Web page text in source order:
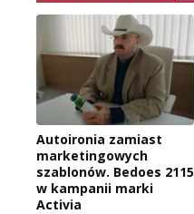
Autoironia zamiast
marketingowych
szablonów. Bedoes 2115
w kampanii marki
Activia